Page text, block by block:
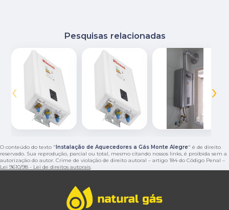
Pesquisas relacionadas
‹ ›
O conteúdo do texto "Instalação de Aquecedores a Gás Monte Alegre" é de direito
reservado. Sua reprodução, parcial ou total, mesmo citando nossos links, é proibida sem a
autorização do autor. Crime de violação de direito autoral – artigo 184 do Código Penal –
Lei 9610/98 - Lei de direitos autorais.